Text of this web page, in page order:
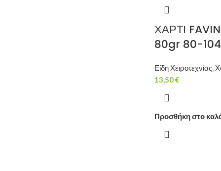
ΧΑΡΤΙ
80gr 80-
Είδη Χειροτεχνίας,
13,50€
Προσθήκη στο